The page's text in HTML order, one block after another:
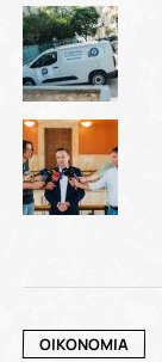
ΟΙΚΟΝΟΜΙΑ